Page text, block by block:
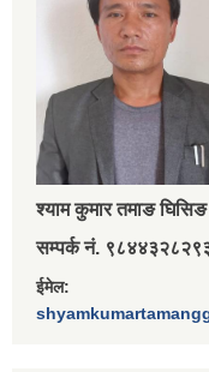
श्‍याम कुमार तमाङ घिसिङ
सम्पर्क नं.
ईमेल: